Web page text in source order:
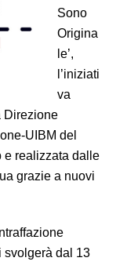
Sono
Origina
le’,
l’iniziati
va
Direzione
UIBM del
e realizzata dalle
grazie a nuovi
svolgerà dal 13